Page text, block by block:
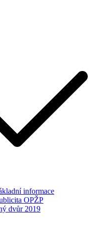
informace
OPŽP
dvůr 2019